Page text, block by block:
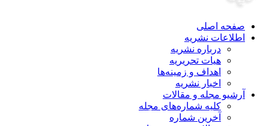
صفحه اصلی
اطلاعات نشریه
درباره نشریه
هیات تحریریه
اهداف و زمینه‌ها
اخبار نشریه
آرشیو مجله و مقالات
کلیه شماره‌های مجله
آخرین شماره